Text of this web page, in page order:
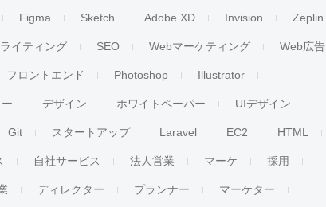
Figma Sketch Adobe XD Invision Zeplin
ライティング SEO Webマーケティング Web広告
フロントエンド Photoshop Illustrator
デザイン ホワイトペーパー UIデザイン
Git スタートアップ Laravel EC2 HTML
自社サービス 法人営業 マーケ 採用
ディレクター プランナー マーケター